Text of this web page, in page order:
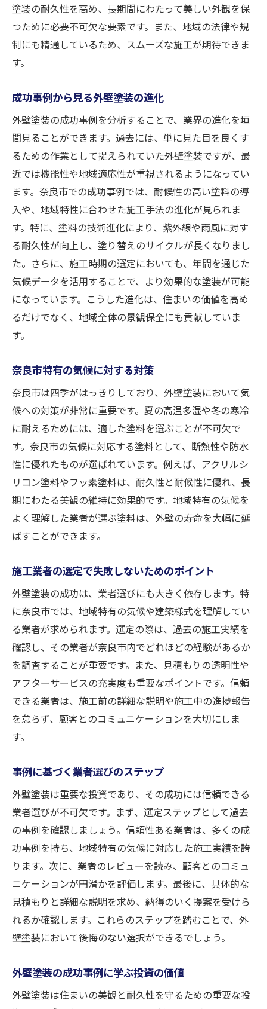
地元業者を選ぶ奈良市の外壁塗装成功法とは
奈良市で信頼される業者の特徴
過去の成功事例に基づいた選び方
信頼できる業者を見つける方法
地域特有の問題を解決する業者選び
施工後のフォローアップに注目
奈良市の気候に合った外壁塗装業者選びのコツ
湿度に強い塗料の重要性
気候条件を熟知した業者の選び方
四季を通じた塗装のタイミング
耐久性を高める塗装技術の導入
気候に配慮した施工事例の紹介
環境に優しい塗装方法の選択
外壁塗装で奈良市の資産価値を守る秘訣
資産価値を高める外壁塗装のポイント
資産価値を維持するための施工事例
塗装投資の回収を考えたプランニング
長期的視点で見る資産価値の向上
奈良市の外壁塗装成功事例から学ぶ業者選定の
流れ
成功事例に基づく業者選定のプロセス
事例から見る施工前後の効果
業者選定で重視すべきチェックポイント
契約前に確認すべき保証内容
選定後の施工結果に見る満足度
外壁塗装業者選びで成功する奈良市の住まい改
修術
住まいの価値を高める改修術
外壁塗装でリノベーション効果を
選び方次第で変わる住まいの印象
改修成功に導く業者の特徴
住まい改修におけるデザインの重要性
い方
建築様式に調和する業者選びの基準
地元業者だからできるデザイン提案
奈良市特有の建築文化を守る方法
歴史ある建物に適した塗装技術
業者選びの際に確認すべき施工実績
地域文化を反映した外壁塗装事例
塗装の耐久性を高め、長期間にわたって美しい外観を保
つために必要不可欠な要素です。また、地域の法律や規
制にも精通しているため、スムーズな施工が期待できま
す。
成功事例から見る外壁塗装の進化
外壁塗装の成功事例を分析することで、業界の進化を垣
間見ることができます。過去には、単に見た目を良くす
るための作業として捉えられていた外壁塗装ですが、最
近では機能性や地域適応性が重視されるようになってい
ます。奈良市での成功事例では、耐候性の高い塗料の導
入や、地域特性に合わせた施工手法の進化が見られま
す。特に、塗料の技術進化により、紫外線や雨風に対す
る耐久性が向上し、塗り替えのサイクルが長くなりまし
た。さらに、施工時期の選定においても、年間を通じた
気候データを活用することで、より効果的な塗装が可能
になっています。こうした進化は、住まいの価値を高め
るだけでなく、地域全体の景観保全にも貢献していま
す。
奈良市特有の気候に対する対策
奈良市は四季がはっきりしており、外壁塗装において気
候への対策が非常に重要です。夏の高温多湿や冬の寒冷
に耐えるためには、適した塗料を選ぶことが不可欠で
す。奈良市の気候に対応する塗料として、断熱性や防水
性に優れたものが選ばれています。例えば、アクリルシ
リコン塗料やフッ素塗料は、耐久性と耐候性に優れ、長
期にわたる美観の維持に効果的です。地域特有の気候を
よく理解した業者が選ぶ塗料は、外壁の寿命を大幅に延
ばすことができます。
施工業者の選定で失敗しないためのポイント
外壁塗装の成功は、業者選びにも大きく依存します。特
に奈良市では、地域特有の気候や建築様式を理解してい
る業者が求められます。選定の際は、過去の施工実績を
確認し、その業者が奈良市内でどれほどの経験があるか
を調査することが重要です。また、見積もりの透明性や
アフターサービスの充実度も重要なポイントです。信頼
できる業者は、施工前の詳細な説明や施工中の進捗報告
を怠らず、顧客とのコミュニケーションを大切にしま
す。
事例に基づく業者選びのステップ
外壁塗装は重要な投資であり、その成功には信頼できる
業者選びが不可欠です。まず、選定ステップとして過去
の事例を確認しましょう。信頼性ある業者は、多くの成
功事例を持ち、地域特有の気候に対応した施工実績を誇
ります。次に、業者のレビューを読み、顧客とのコミュ
ニケーションが円滑かを評価します。最後に、具体的な
見積もりと詳細な説明を求め、納得のいく提案を受けら
れるか確認します。これらのステップを踏むことで、外
壁塗装において後悔のない選択ができるでしょう。
外壁塗装の成功事例に学ぶ投資の価値
外壁塗装は住まいの美観と耐久性を守るための重要な投